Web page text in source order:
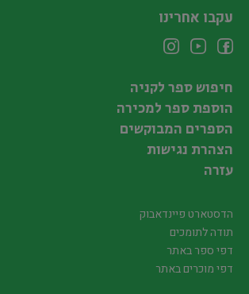
עקבו אחרינו
חיפוש ספר לקניה
הוספת ספר למכירה
הספרים המבוקשים
הצהרת נגישות
עזרה
הדסטארט פיינדאבוק
תודה לתומכים
דפי ספר באתר
דפי מוכרים באתר